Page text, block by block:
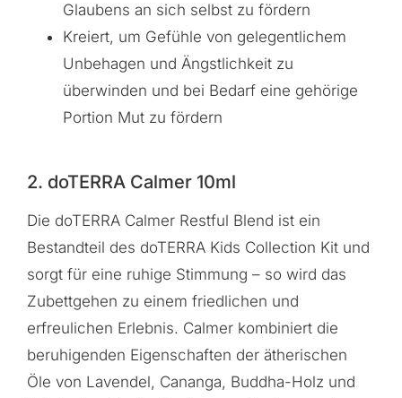
Glaubens an sich selbst zu fördern
Kreiert, um Gefühle von gelegentlichem
Unbehagen und Ängstlichkeit zu
überwinden und bei Bedarf eine gehörige
Portion Mut zu fördern
2. doTERRA Calmer 10ml
Die doTERRA Calmer Restful Blend ist ein
Bestandteil des doTERRA Kids Collection Kit und
sorgt für eine ruhige Stimmung – so wird das
Zubettgehen zu einem friedlichen und
erfreulichen Erlebnis. Calmer kombiniert die
beruhigenden Eigenschaften der ätherischen
Öle von Lavendel, Cananga, Buddha-Holz und